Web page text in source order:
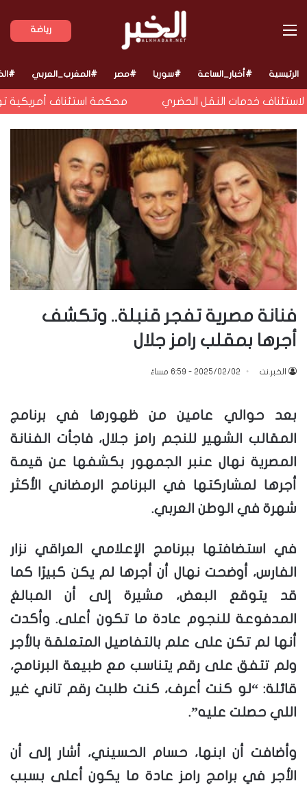
رياضة القائمة
الرئيسية #أخبار_الساعة #سوريا #مصر #المغرب_العربي
خدمات النقل الحضري محكمة استئناف أمريكية
فنانة مصرية تفجر قنبلة.. وتكشف
أجرها بمقلب رامز جلال
الخبر.نت 2025/02/02 - 6:59 مساءً
بعد حوالي عامين من ظهورها في برنامج
المقالب الشهير للنجم رامز جلال، فاجأت الفنانة
المصرية نهال عنبر الجمهور بكشفها عن قيمة
أجرها لمشاركتها في البرنامج الرمضاني الأكثر
شهرة في الوطن العربي.
في استضافتها ببرنامج الإعلامي العراقي نزار
الفارس، أوضحت نهال أن أجرها لم يكن كبيرًا كما
قد يتوقع البعض، مشيرة إلى أن المبالغ
المدفوعة للنجوم عادة ما تكون أعلى. وأكدت
أنها لم تكن على علم بالتفاصيل المتعلقة بالأجر
ولم تتفق على رقم يتناسب مع طبيعة البرنامج،
قائلة: “لو كنت أعرف، كنت طلبت رقم تاني غير
اللي حصلت عليه”.
وأضافت أن ابنها، حسام الحسيني، أشار إلى أن
الأجر في برامج رامز عادة ما يكون أعلى بسبب